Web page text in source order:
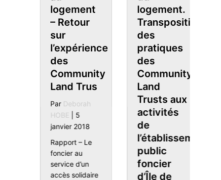
logement
– Retour
sur
l’expérience
des
Community
Land Trus
ParDeborah
HOBE |5
janvier 2018
Rapport – Le
foncier au
service d’un
accès solidaire
logement.
Transposition
des
pratiques
des
Community
Land
Trusts aux
activités
de
l’établissement
public
foncier
d’Île de